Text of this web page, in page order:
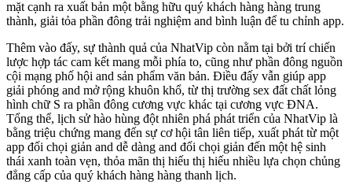
mặt cạnh ra xuất bản một bằng hữu quý khách hàng hàng trung
thành, giải tỏa phần đông trải nghiệm and bình luận để tu chỉnh app.
Thêm vào đấy, sự thành quả của NhatVip còn nằm tại bởi trí chiến
lược hợp tác cam kết mang mỗi phía to, cũng như phần đông nguồn
cội mạng phố hội and sản phẩm văn bản. Điều đấy vẫn giúp app
giải phóng and mở rộng khuôn khổ, từ thị trường sex đất chất lỏng
hình chữ S ra phần đông cương vực khác tại cương vực ĐNA.
Tổng thể, lịch sử hào hùng đột nhiên phá phát triển của NhatVip là
bằng triệu chứng mang đến sự cơ hội tân liên tiếp, xuất phát từ một
app đối chọi giản and dễ dàng and đối chọi giản đến một hệ sinh
thái xanh toàn vẹn, thỏa mãn thị hiếu thị hiếu nhiều lựa chọn chủng
đẳng cấp của quý khách hàng hàng thanh lịch.